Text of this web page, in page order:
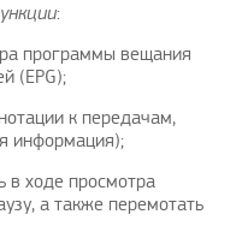
:
программы вещания
(EPG);
к передачам,
информация);
ходе просмотра
а также перемотать